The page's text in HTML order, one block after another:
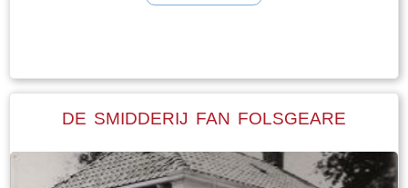
paad om syjn heit te helpem en it fak te
harren ta wenjen oan’e Tsjaerddyk 42. Edger
neamd wurdt, Schelte Edgers. Schelte wurdt
doopt yn 1753 yn Folsgeare. Se krije dêrnei
DE SMIDDERIJ FAN FOLSGEARE